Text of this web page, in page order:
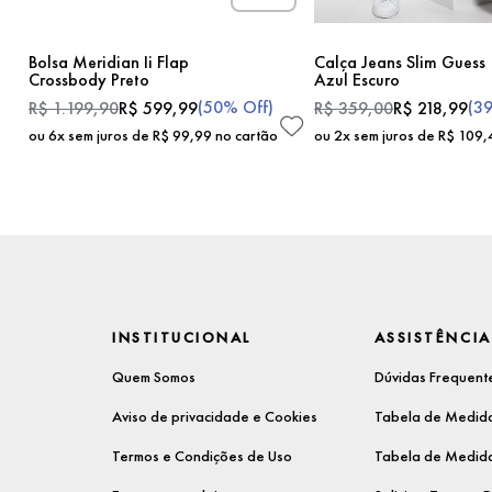
Bolsa Meridian Ii Flap
Crossbody Preto
R$1.199,90R$ 599,99(50% Off)
ou6x sem juros de R$ 99,99 no cartão
Calça Jeans Slim Guess
Azul Escuro
R$359,00R$ 218,99(
ou2x sem juros de R$ 109,
INSTITUCIONAL
Quem Somos
Aviso de privacidade e Cookies
Termos e Condições de Uso
ASSISTÊNCIA
Dúvidas
Tabela de
Tabela de